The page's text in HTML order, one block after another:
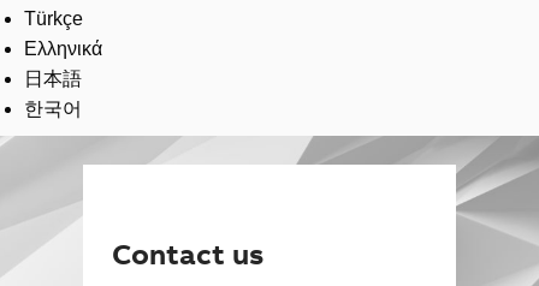
Türkçe
Ελληνικά
日本語
한국어
Contact us